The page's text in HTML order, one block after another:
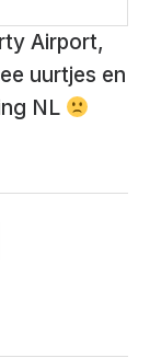
Airport,
uurtjes en
NL